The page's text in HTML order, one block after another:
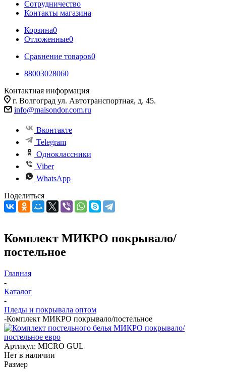
Сотрудничество
Контакты магазина
Корзина0
Отложенные0
Сравнение товаров0
88003028060
Контактная информация
г. Волгоград ул. Автотранспортная, д. 45.
info@maisondor.com.ru
Вконтакте
Telegram
Одноклассники
Viber
WhatsApp
Поделиться
Комплект МИКРО покрывало/
постельное
Главная
-
Каталог
-
Пледы и покрывала оптом
-Комплект МИКРО покрывало/постельное
Артикул: MICRO GUL
Нет в наличии
Размер